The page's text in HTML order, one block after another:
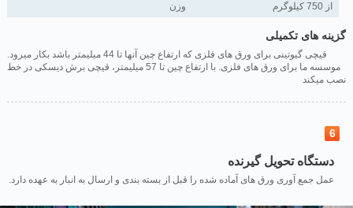
وزن
از 750 کیلوگرم
گزینه های تکمیلی
قیچی گیوتینی برای ورق های فلزی که ارتفاع چین آنها تا 44 میلیمتر باشد بکار میرود.
موسسه ما برای ورق های فلزی. با ارتفاع چین تا 57 میلیمتر، قیچی برش دیسکی در خط
نصب میکند
6
دستگاه تحویل گیرنده
.عمل جمع آوری ورق های آماده شده را قبل از بسته بندی و ارسال به انبار به عهده دارد